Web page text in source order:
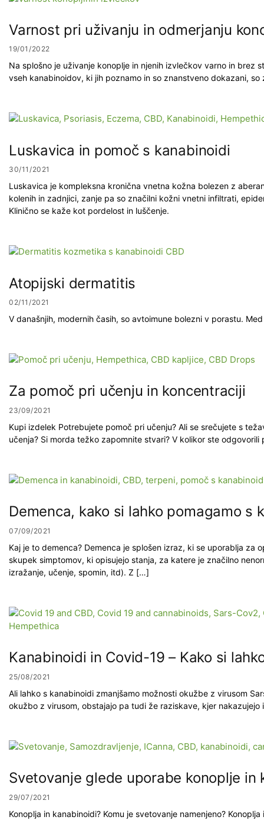
Varnost pri uživanju in odmerjanju
19/01/2022
Na splošno je uživanje konoplje in njenih izvlečkov varno in
vseh kanabinoidov, ki jih poznamo in so znanstveno dokazani,
Luskavica in pomoč s kanabinoidi
30/11/2021
Luskavica je kompleksna kronična vnetna kožna bolezen z
kolenih in zadnjici, zanje pa so značilni kožni vnetni infiltrati,
Klinično se kaže kot pordelost in luščenje.
Atopijski dermatitis
02/11/2021
V današnjih, modernih časih, so avtoimune bolezni v porastu.
Za pomoč pri učenju in koncentraciji
23/09/2021
Kupi izdelek Potrebujete pomoč pri učenju? Ali se srečujete s
učenja? Si morda težko zapomnite stvari? V kolikor ste
Demenca, kako si lahko pomagamo s
07/09/2021
Kaj je to demenca? Demenca je splošen izraz, ki se uporablja
skupek simptomov, ki opisujejo stanja, za katere je značilno
izražanje, učenje, spomin, itd). Z […]
Kanabinoidi in Covid-19 – Kako si
25/08/2021
Ali lahko s kanabinoidi zmanjšamo možnosti okužbe z virusom
okužbo z virusom, obstajajo pa tudi že raziskave, kjer
Svetovanje glede uporabe konoplje in
29/07/2021
Konoplja in kanabinoidi? Komu je svetovanje namenjeno?